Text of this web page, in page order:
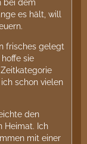
bei dem
es hält, will
frisches gelegt
sie
ich schon vielen
den
Heimat. Ich
mit einer